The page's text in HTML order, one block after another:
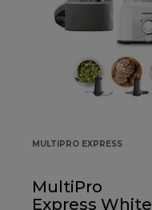
MULTIPRO EXPRESS
MultiPro
Express White